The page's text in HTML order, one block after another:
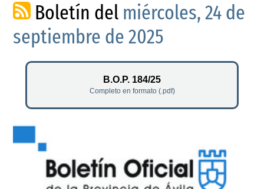
Boletín del miércoles, 24 de
septiembre de 2025
B.O.P. 184/25
Completo en formato (.pdf)